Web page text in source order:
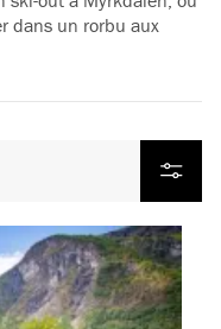
dans un rorbu aux
Filtrer